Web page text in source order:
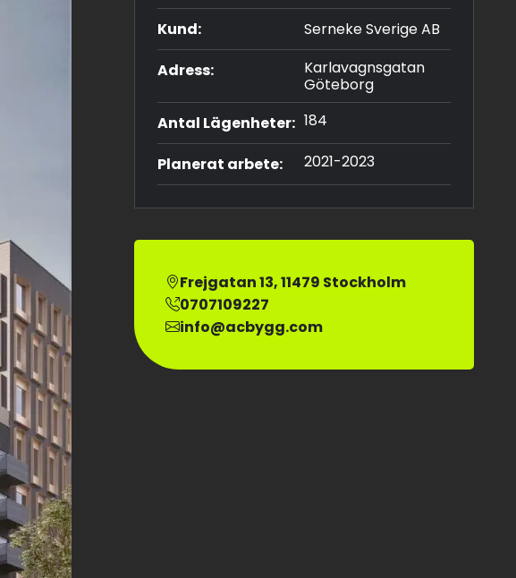
Kund:
Serneke Sverige AB
Adress:
Karlavagnsgatan
Göteborg
Antal Lägenheter: 184
Planerat arbete: 2021-2023
Frejgatan 13, 11479 Stockholm
0707109227
info@acbygg.com